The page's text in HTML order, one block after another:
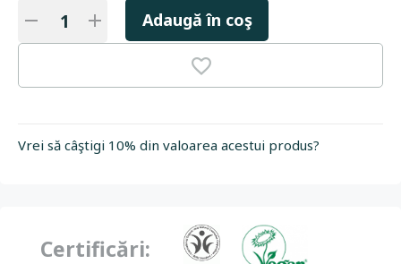
Adaugă în coş
Vrei să câştigi 10% din valoarea acestui produs?
Certificări: